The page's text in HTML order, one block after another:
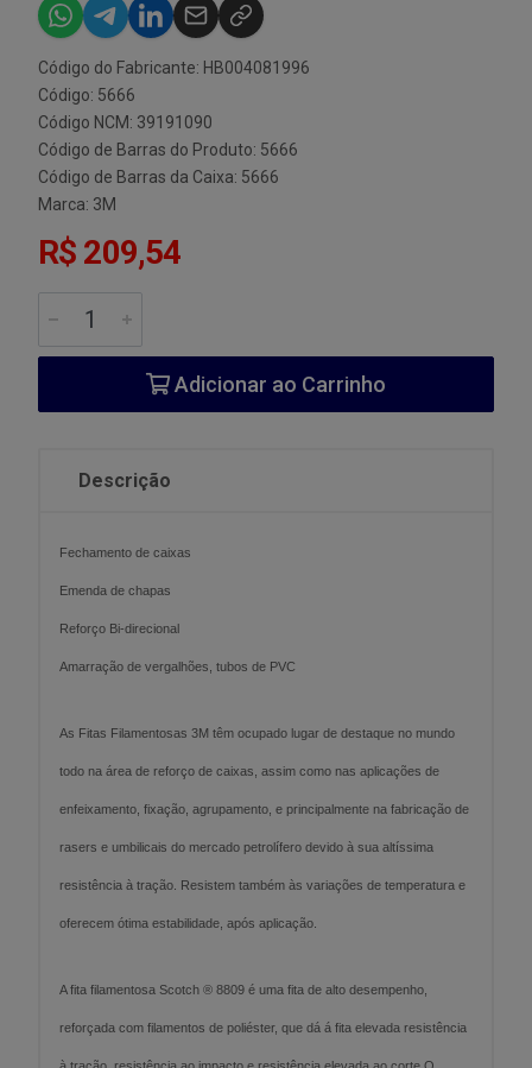
Código do Fabricante: HB004081996
Código: 5666
Código NCM: 39191090
Código de Barras do Produto: 5666
Código de Barras da Caixa: 5666
Marca: 3M
R$ 209,54
Adicionar ao Carrinho
Descrição
Fechamento de caixas
Emenda de chapas
Reforço Bi-direcional
Amarração de vergalhões, tubos de PVC
As Fitas Filamentosas 3M têm ocupado lugar de destaque no mundo
todo na área de reforço de caixas, assim como nas aplicações de
enfeixamento, fixação, agrupamento, e principalmente na fabricação de
rasers e umbilicais do mercado petrolífero devido à sua altíssima
resistência à tração. Resistem também às variações de temperatura e
oferecem ótima estabilidade, após aplicação.
A fita filamentosa Scotch ® 8809 é uma fita de alto desempenho,
reforçada com filamentos de poliéster, que dá á fita elevada resistência